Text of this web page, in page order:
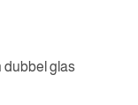
dubbel glas